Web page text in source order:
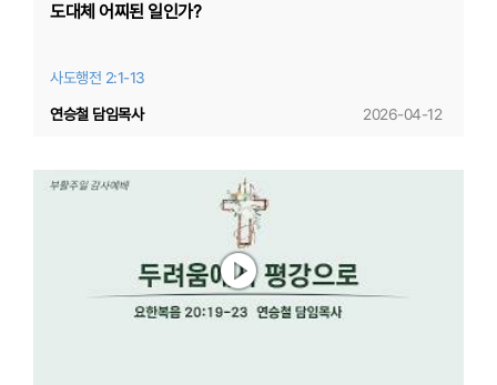
도대체 어찌된 일인가?
사도행전 2:1-13
2026-04-12
연승철 담임목사